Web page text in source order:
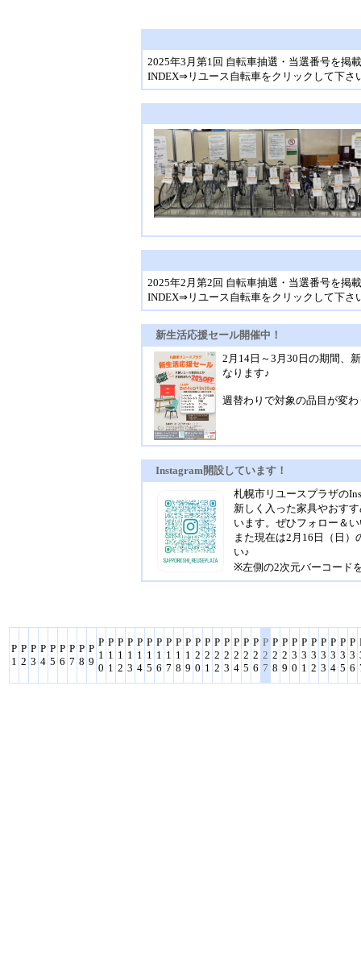
2025年3月第1回 自転車抽選・当選番号を掲
INDEX⇒リユース自転車をクリックして下さ
2025年2月第2回 自転車抽選・当選番号を掲
INDEX⇒リユース自転車をクリックして下さ
新生活応援セール開催中！
2月14日～3月30日の期間、
なります♪
週替わりで対象の品目が変
Instagram開設しています！
札幌市リユースプラザの
新しく入った家具やおす
います。ぜひフォロー＆
また現在は2月16日（日
い♪
※左側の2次元バーコード
P
1
P
2
P
3
P
4
P
5
P
6
P
7
P
8
P
9
P
1
0
P
1
1
P
1
2
P
1
3
P
1
4
P
1
5
P
1
6
P
1
7
P
1
8
P
1
9
P
2
0
P
2
1
P
2
2
P
2
3
P
2
4
P
2
5
P
2
6
P
2
7
P
2
8
P
2
9
P
3
0
P
3
1
P
3
2
P
3
3
P
3
4
P
3
5
P
3
6